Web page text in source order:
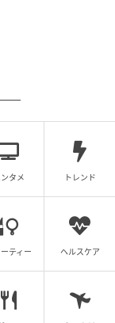
タメ トレンド
ティー ヘルスケア